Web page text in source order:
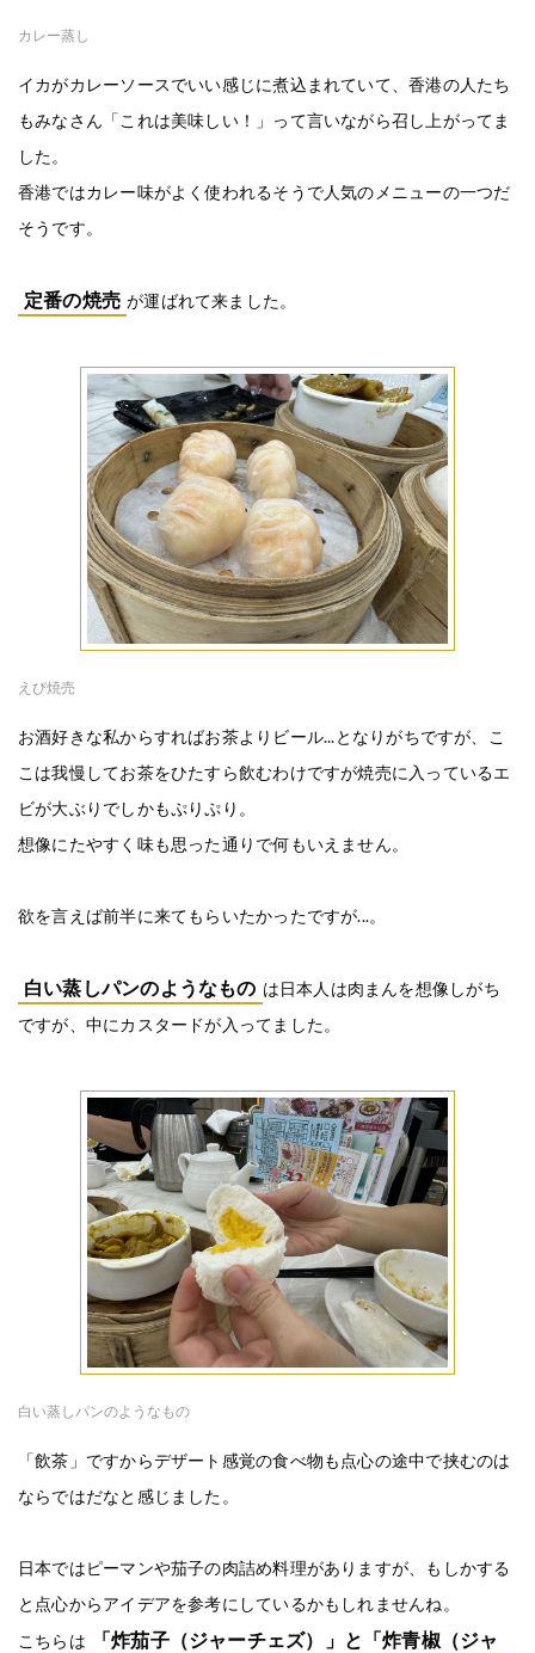
カレー蒸し
イカがカレーソースでいい感じに煮込まれていて、香港の人たち
もみなさん「これは美味しい！」って言いながら召し上がってま
した。
香港ではカレー味がよく使われるそうで人気のメニューの一つだ
そうです。
定番の焼売 が運ばれて来ました。
えび焼売
お酒好きな私からすればお茶よりビール...となりがちですが、こ
こは我慢してお茶をひたすら飲むわけですが焼売に入っているエ
ビが大ぶりでしかもぷりぷり。
想像にたやすく味も思った通りで何もいえません。
欲を言えば前半に来てもらいたかったですが...。
白い蒸しパンのようなもの は日本人は肉まんを想像しがち
ですが、中にカスタードが入ってました。
白い蒸しパンのようなもの
「飲茶」ですからデザート感覚の食べ物も点心の途中で挟むのは
ならではだなと感じました。
日本ではピーマンや茄子の肉詰め料理がありますが、もしかする
と点心からアイデアを参考にしているかもしれませんね。
こちらは
「炸茄子（ジャーチェズ）」と「炸青椒（ジャ